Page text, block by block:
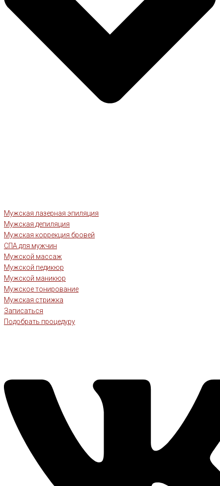
Мужская лазерная эпиляция
Мужская депиляция
Мужская коррекция бровей
СПА для мужчин
Мужской массаж
Мужской педикюр
Мужской маникюр
Мужское тонирование
Мужская стрижка
Записаться
Подобрать процедуру